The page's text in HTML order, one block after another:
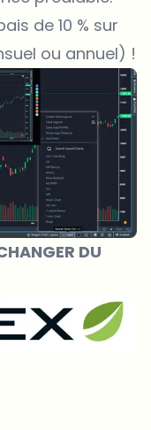
de 10 % sur
ou annuel) !
DU